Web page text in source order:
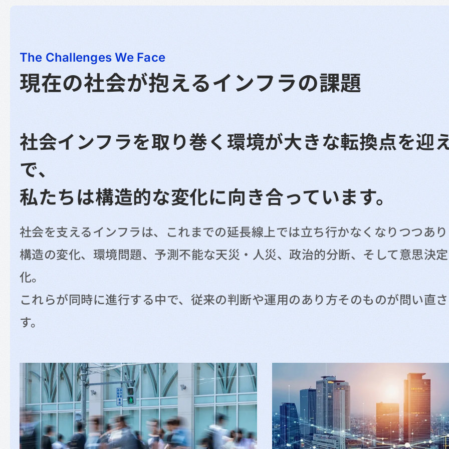
The Challenges We Face
現在の社会が抱えるインフラの課題
社会インフラを取り巻く環境が大きな転換点を迎
で、
私たちは構造的な変化に向き合っています。
社会を支えるインフラは、これまでの延長線上では立ち行かなくなりつつあ
構造の変化、環境問題、予測不能な天災・人災、政治的分断、そして意思決
化。
これらが同時に進行する中で、従来の判断や運用のあり方そのものが問い直
す。